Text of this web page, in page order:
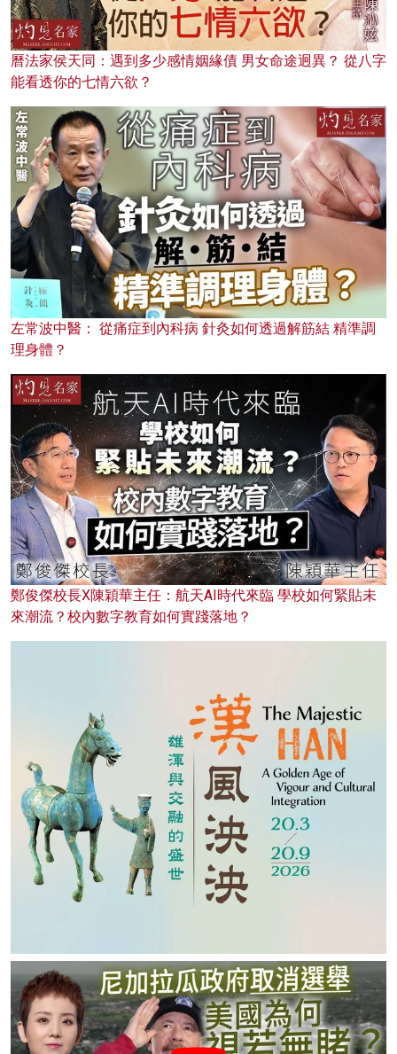
曆法家侯天同：遇到多少感情姻緣債 男女命途迥異？ 從八字
能看透你的七情六欲？
左常波中醫： 從痛症到內科病 針灸如何透過解筋結 精準調
理身體？
鄭俊傑校長X陳穎華主任：航天AI時代來臨 學校如何緊貼未
來潮流？校內數字教育如何實踐落地？